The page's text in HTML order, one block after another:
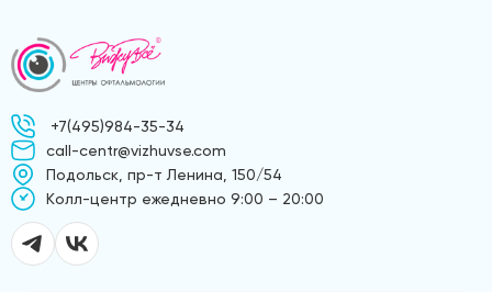
+7(495)984-35-34
call-centr@vizhuvse.com
Подольск, пр-т Ленина, 150/54
Kолл-центр ежедневно 9:00 – 20:00